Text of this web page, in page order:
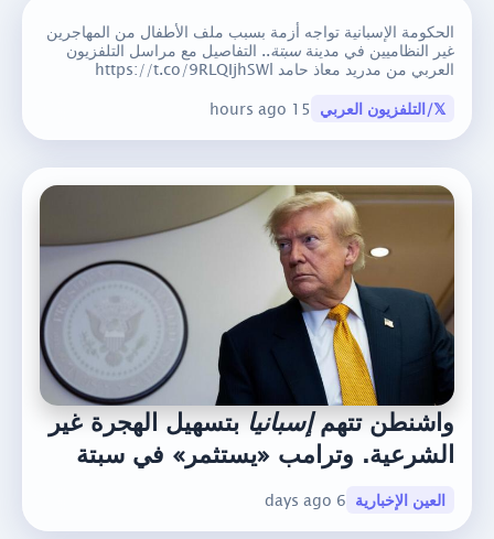
الحكومة الإسبانية تواجه أزمة بسبب ملف الأطفال من المهاجرين
غير النظاميين في مدينة سبتة.. التفاصيل مع مراسل التلفزيون
العربي من مدريد معاذ حامد https://t.co/9RLQIjhSWl
𝕏/التلفزيون العربي 15 hours ago
واشنطن تتهمإسبانيابتسهيل الهجرة غير
الشرعية. وترامب «يستثمر» في سبتة
العين الإخبارية 6 days ago